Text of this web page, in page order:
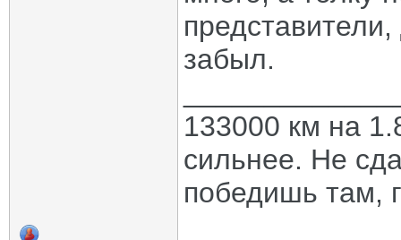
забыл.
133000 км на
сильнее. Не
победишь там,